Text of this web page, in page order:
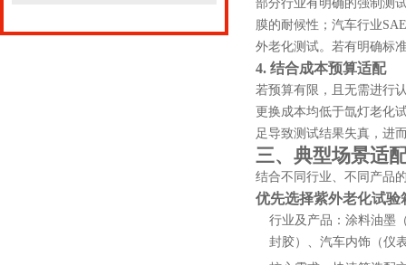
部分行业有明确的强制测
膜的耐候性；汽车行业
外老化测试。若有明确标
4. 结合成本预算适配
若预算有限，且无需进行
更换成本均低于氙灯老化
足导致测试结果失真，进
三、典型场景适
结合不同行业、不同产品
优先选择紫外老化试验
行业及产品：涂料油墨
封胶）、汽车内饰（仪